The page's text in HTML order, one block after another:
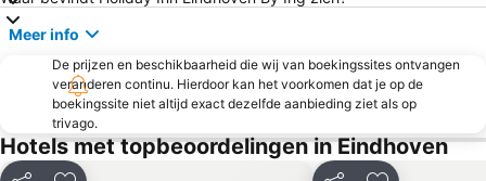
Station Venlo
Begijnhof
Station Roermond
Zilverstrand
Fun Beach Panheel
Theater de Maaspoort
Best Zoo
Het klooster van Meersel-Dreef en Mariapark
Heilige Maria Hemelvaartkerk
Carnaval
Meer info
De prijzen en beschikbaarheid die wij van boekingssites ontvangen
veranderen continu. Hierdoor kan het voorkomen dat je op de
boekingssite niet altijd exact dezelfde aanbieding ziet als op
trivago.
Hotels met topbeoordelingen in Eindhoven